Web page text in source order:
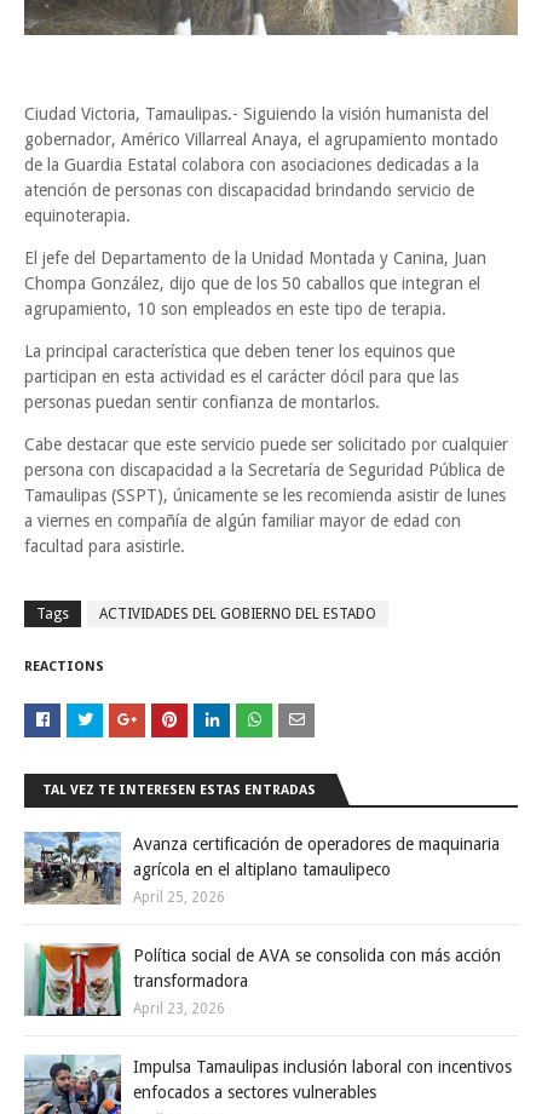
Ciudad Victoria, Tamaulipas.- Siguiendo la visión humanista del
gobernador, Américo Villarreal Anaya, el agrupamiento montado
de la Guardia Estatal colabora con asociaciones dedicadas a la
atención de personas con discapacidad brindando servicio de
equinoterapia.
El jefe del Departamento de la Unidad Montada y Canina, Juan
Chompa González, dijo que de los 50 caballos que integran el
agrupamiento, 10 son empleados en este tipo de terapia.
La principal característica que deben tener los equinos que
participan en esta actividad es el carácter dócil para que las
personas puedan sentir confianza de montarlos.
Cabe destacar que este servicio puede ser solicitado por cualquier
persona con discapacidad a la Secretaría de Seguridad Pública de
Tamaulipas (SSPT), únicamente se les recomienda asistir de lunes
a viernes en compañía de algún familiar mayor de edad con
facultad para asistirle.
Tags ACTIVIDADES DEL GOBIERNO DEL ESTADO
REACTIONS
TAL VEZ TE INTERESEN ESTAS ENTRADAS
Avanza certificación de operadores de maquinaria
agrícola en el altiplano tamaulipeco
April 25, 2026
Política social de AVA se consolida con más acción
transformadora
April 23, 2026
Impulsa Tamaulipas inclusión laboral con incentivos
enfocados a sectores vulnerables